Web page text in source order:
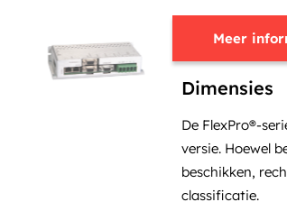
Meer
Dimensies
De FlexPro®-
versie. Hoewel
beschikken,
classificatie.